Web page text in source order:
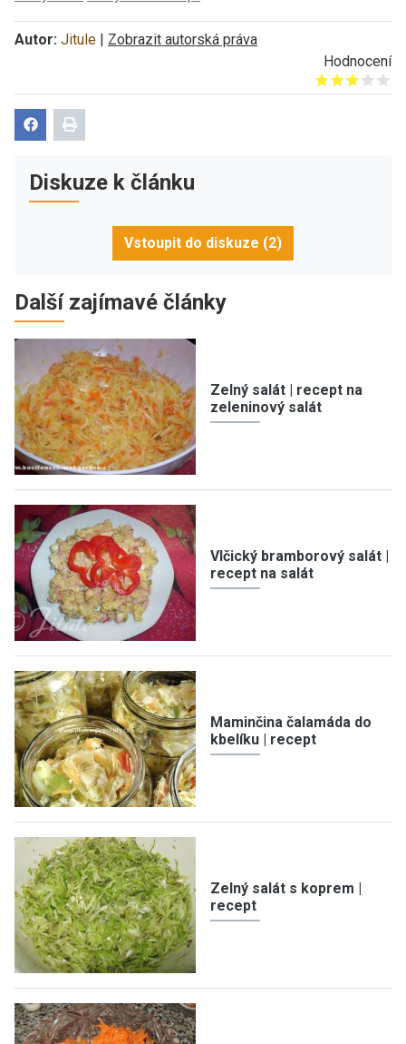
Autor: Jitule | Zobrazit autorská práva
Hodnocení
Give it 1/5
Give it 2/5
Give it 3/5
Give it 4/5
Give it 5/5
Diskuze k článku
Vstoupit do diskuze (2)
Další zajímavé články
Zelný salát | recept na
zeleninový salát
Vlčický bramborový salát |
recept na salát
Maminčina čalamáda do
kbelíku | recept
Zelný salát s koprem |
recept